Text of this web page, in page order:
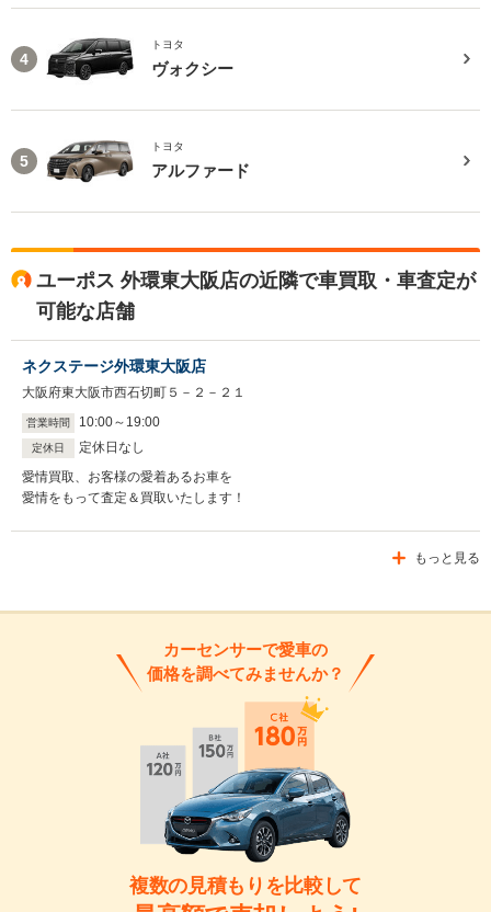
4
トヨタ
ヴォクシー
5
トヨタ
アルファード
ユーポス 外環東大阪店の近隣で車買取・車査定が
可能な店舗
ネクステージ外環東大阪店
大阪府東大阪市西石切町５－２－２１
営業時間 10:00～ 19:00
定休日
定休日なし
愛情買取、お客様の愛着あるお車を
愛情をもって査定＆買取いたします！
もっと見る
カーセンサーで愛車の
価格を調べてみませんか？
複数の見積もりを比較して